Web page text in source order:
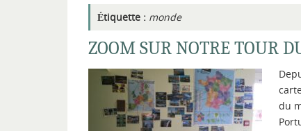
Étiquette : monde
ZOOM SUR NOTRE TOUR
du